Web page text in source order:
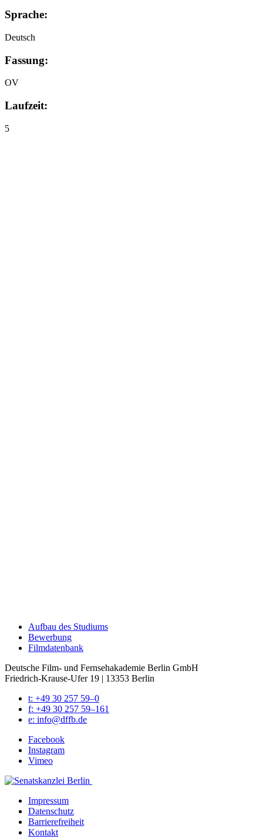
Sprache:
Deutsch
Fassung:
OV
Laufzeit:
5
Auf­bau des Stu­di­ums
Bewer­bung
Film­da­ten­bank
Deutsche Film- und Fernseh­akademie Berlin GmbH
Friedrich-Krause-Ufer 19 | 13353 Berlin
t: +49 30 257 59–0
f: +49 30 257 59–161
e: info@​dffb.​de
Face­book
Insta­gram
Vimeo
Impres­sum
Daten­schutz
Bar­rie­re­frei­heit
Kon­takt